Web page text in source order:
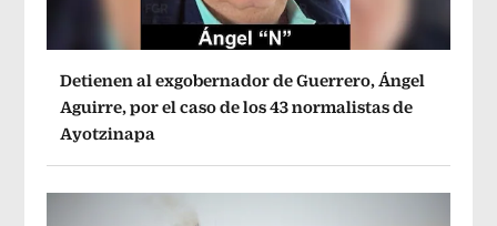
Detienen al exgobernador de Guerrero, Ángel
Aguirre, por el caso de los 43 normalistas de
Ayotzinapa